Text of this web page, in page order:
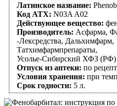
Латинское название:
Код АТХ: N03A A02
Действующее вещество:
Производитель: Асфарма,
-Лексредства, Дальхимфарм,
Татхимфармпрепараты,
Усолье-Сибирский ХФЗ (РФ)
Отпуск из аптеки: по
Условия хранения: при
Срок годности: 5 л.